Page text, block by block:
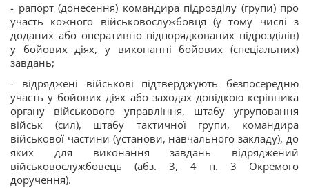
- рапорт (донесення) командира підрозділу (групи) про
участь кожного військовослужбовця (у тому числі з
доданих або оперативно підпорядкованих підрозділів)
у бойових діях, у виконанні бойових (спеціальних)
завдань;
- відряджені військові підтверджують безпосередню
участь у бойових діях або заходах довідкою керівника
органу військового управління, штабу угруповання
військ (сил), штабу тактичної групи, командира
військової частини (установи, навчального закладу), до
яких для виконання завдань відряджений
військовослужбовець (абз. 3, 4 п. 3 Окремого
доручення).